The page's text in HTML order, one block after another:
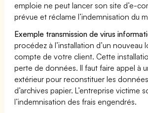
emploie ne peut lancer son site d’e-
prévue et réclame l’indemnisation du
Exemple transmission de virus
procédez à l’installation d’un nouveau
compte de votre client. Cette
perte de données. Il faut faire appel à
extérieur pour reconstituer les
d’archives papier. L’entreprise victime
l’indemnisation des frais engendrés.